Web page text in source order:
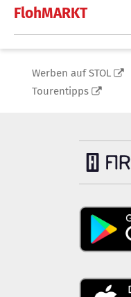
FlohMARKT
Werben auf STOL
Tourentipps